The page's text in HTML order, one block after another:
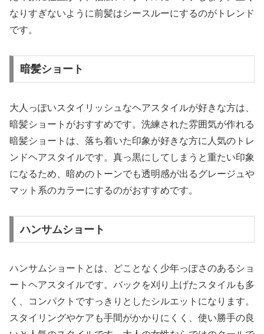
なりすぎないように前髪はシースルーにするのがトレンド
です。
暗髪ショート
大人っぽいスタイリッシュなヘアスタイルが好きな方は、
暗髪ショートがおすすめです。洗練された雰囲気が作れる
暗髪ショートは、落ち着いた印象が好きな方に人気のトレ
ンドヘアスタイルです。真っ黒にしてしまうと重たい印象
になるため、暗めのトーンでも透明感が出るグレージュや
マット系のカラーにするのがおすすめです。
ハンサムショート
ハンサムショートとは、どことなく少年っぽさのあるショ
ートヘアスタイルです。バックを刈り上げたスタイルも多
く、コンパクトですっきりとしたシルエットになります。
スタイリングやケアも手間がかかりにくく、使い勝手の良